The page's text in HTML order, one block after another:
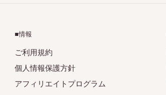
■情報
ご利用規約
個人情報保護方針
アフィリエイトプログラム